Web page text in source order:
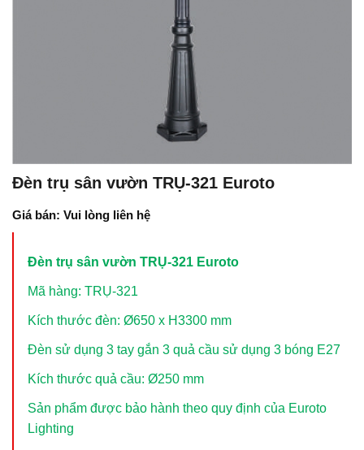
Đèn trụ sân vườn TRỤ-321 Euroto
Giá bán: Vui lòng liên hệ
Đèn trụ sân vườn TRỤ-321 Euroto
Mã hàng: TRỤ-321
Kích thước đèn: Ø650 x H3300 mm
Đèn sử dụng 3 tay gắn 3 quả cầu sử dụng 3 bóng E27
Kích thước quả cầu: Ø250 mm
Sản phẩm được bảo hành theo quy định của Euroto
Lighting